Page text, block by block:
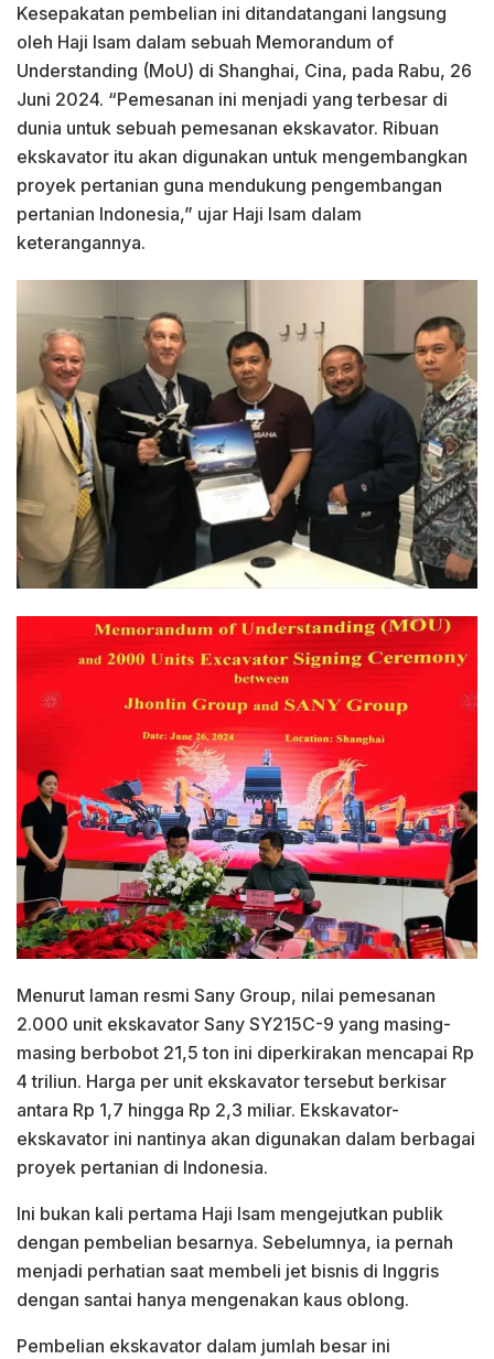
Kesepakatan pembelian ini ditandatangani langsung
oleh Haji Isam dalam sebuah Memorandum of
Understanding (MoU) di Shanghai, Cina, pada Rabu, 26
Juni 2024. “Pemesanan ini menjadi yang terbesar di
dunia untuk sebuah pemesanan ekskavator. Ribuan
ekskavator itu akan digunakan untuk mengembangkan
proyek pertanian guna mendukung pengembangan
pertanian Indonesia,” ujar Haji Isam dalam
keterangannya.
Menurut laman resmi Sany Group, nilai pemesanan
2.000 unit ekskavator Sany SY215C-9 yang masing-
masing berbobot 21,5 ton ini diperkirakan mencapai Rp
4 triliun. Harga per unit ekskavator tersebut berkisar
antara Rp 1,7 hingga Rp 2,3 miliar. Ekskavator-
ekskavator ini nantinya akan digunakan dalam berbagai
proyek pertanian di Indonesia.
Ini bukan kali pertama Haji Isam mengejutkan publik
dengan pembelian besarnya. Sebelumnya, ia pernah
menjadi perhatian saat membeli jet bisnis di Inggris
dengan santai hanya mengenakan kaus oblong.
Pembelian ekskavator dalam jumlah besar ini